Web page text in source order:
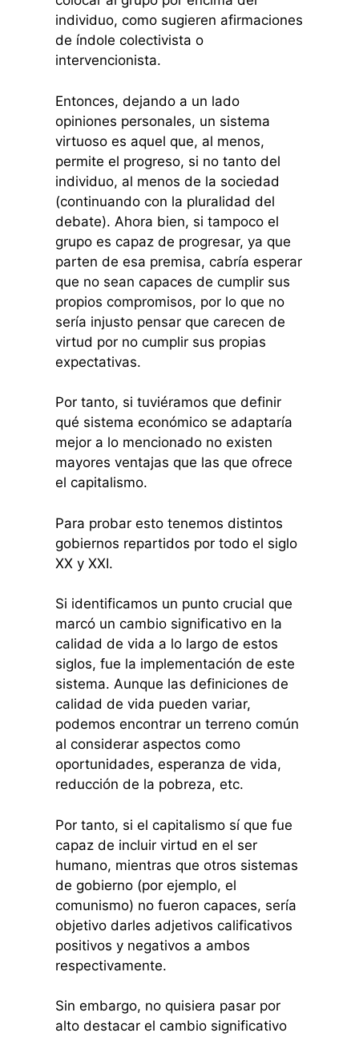
individuo, como sugieren afirmaciones
de índole colectivista o
intervencionista.
Entonces, dejando a un lado
opiniones personales, un sistema
virtuoso es aquel que, al menos,
permite el progreso, si no tanto del
individuo, al menos de la sociedad
(continuando con la pluralidad del
debate). Ahora bien, si tampoco el
grupo es capaz de progresar, ya que
parten de esa premisa, cabría esperar
que no sean capaces de cumplir sus
propios compromisos, por lo que no
sería injusto pensar que carecen de
virtud por no cumplir sus propias
expectativas.
Por tanto, si tuviéramos que definir
qué sistema económico se adaptaría
mejor a lo mencionado no existen
mayores ventajas que las que ofrece
el capitalismo.
Para probar esto tenemos distintos
gobiernos repartidos por todo el siglo
XX y XXI.
Si identificamos un punto crucial que
marcó un cambio significativo en la
calidad de vida a lo largo de estos
siglos, fue la implementación de este
sistema. Aunque las definiciones de
calidad de vida pueden variar,
podemos encontrar un terreno común
al considerar aspectos como
oportunidades, esperanza de vida,
reducción de la pobreza, etc.
Por tanto, si el capitalismo sí que fue
capaz de incluir virtud en el ser
humano, mientras que otros sistemas
de gobierno (por ejemplo, el
comunismo) no fueron capaces, sería
objetivo darles adjetivos calificativos
positivos y negativos a ambos
respectivamente.
Sin embargo, no quisiera pasar por
alto destacar el cambio significativo